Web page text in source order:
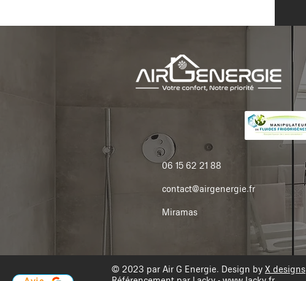
06 15 62 21 88
contact@airgenergie.fr
Miramas
© 2023 par Air G Energie. Design by X designs